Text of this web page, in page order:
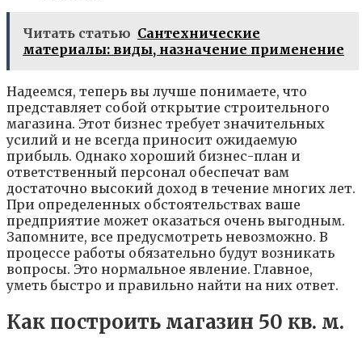
Читать статью Сантехнические
материалы: виды, назначение применение
Надеемся, теперь вы лучше понимаете, что
представляет собой открытие строительного
магазина. Этот бизнес требует значительных
усилий и не всегда приносит ожидаемую
прибыль. Однако хороший бизнес-план и
ответственный персонал обеспечат вам
достаточно высокий доход в течение многих лет.
При определенных обстоятельствах ваше
предприятие может оказаться очень выгодным.
Запомните, все предусмотреть невозможно. В
процессе работы обязательно будут возникать
вопросы. Это нормальное явление. Главное,
уметь быстро и правильно найти на них ответ.
Как построить магазин 50 кв. м.